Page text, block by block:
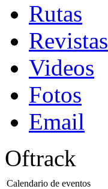
Rutas
Revistas
Videos
Fotos
Email
Oftrack
Calendario de eventos